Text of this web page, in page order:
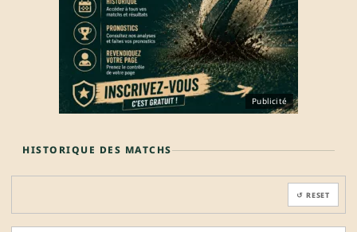
Publicité
HISTORIQUE DES MATCHS
↺ RESET